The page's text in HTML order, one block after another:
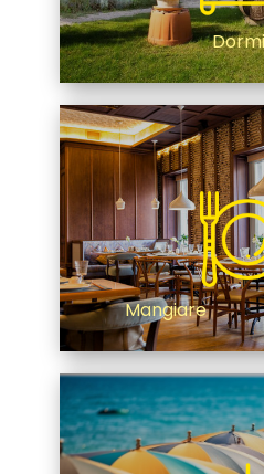
Mangiare